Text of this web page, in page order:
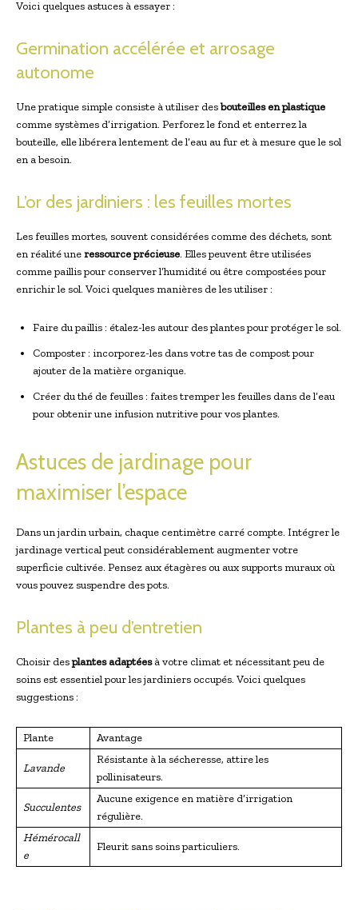
Voici quelques astuces à essayer :
Germination accélérée et arrosage
autonome
Une pratique simple consiste à utiliser desbouteilles en plastique
comme systèmes d’irrigation. Perforez le fond et enterrez la
bouteille, elle libérera lentement de l’eau au fur et à mesure que le sol
en a besoin.
L’or des jardiniers : les feuilles mortes
Les feuilles mortes, souvent considérées comme des déchets, sont
en réalité uneressource précieuse. Elles peuvent être utilisées
comme paillis pour conserver l’humidité ou être compostées pour
enrichir le sol. Voici quelques manières de les utiliser :
Faire du paillis : étalez-les autour des plantes pour protéger le sol.
Composter : incorporez-les dans votre tas de compost pour
ajouter de la matière organique.
Créer du thé de feuilles : faites tremper les feuilles dans de l’eau
pour obtenir une infusion nutritive pour vos plantes.
Astuces de jardinage pour
maximiser l’espace
Dans un jardin urbain, chaque centimètre carré compte. Intégrer le
jardinage vertical peut considérablement augmenter votre
superficie cultivée. Pensez aux étagères ou aux supports muraux où
vous pouvez suspendre des pots.
Plantes à peu d’entretien
Choisir desplantes adaptéesà votre climat et nécessitant peu de
soins est essentiel pour les jardiniers occupés. Voici quelques
suggestions :
Plante Avantage
Lavande
Résistante à la sécheresse, attire les
pollinisateurs.
Succulentes
Aucune exigence en matière d’irrigation
régulière.
Hémérocall
e
Fleurit sans soins particuliers.